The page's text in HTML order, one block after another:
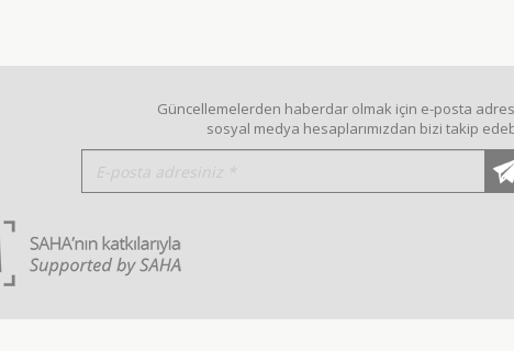
Güncellemelerden haberdar olmak için e-posta
sosyal medya hesaplarımızdan bizi takip